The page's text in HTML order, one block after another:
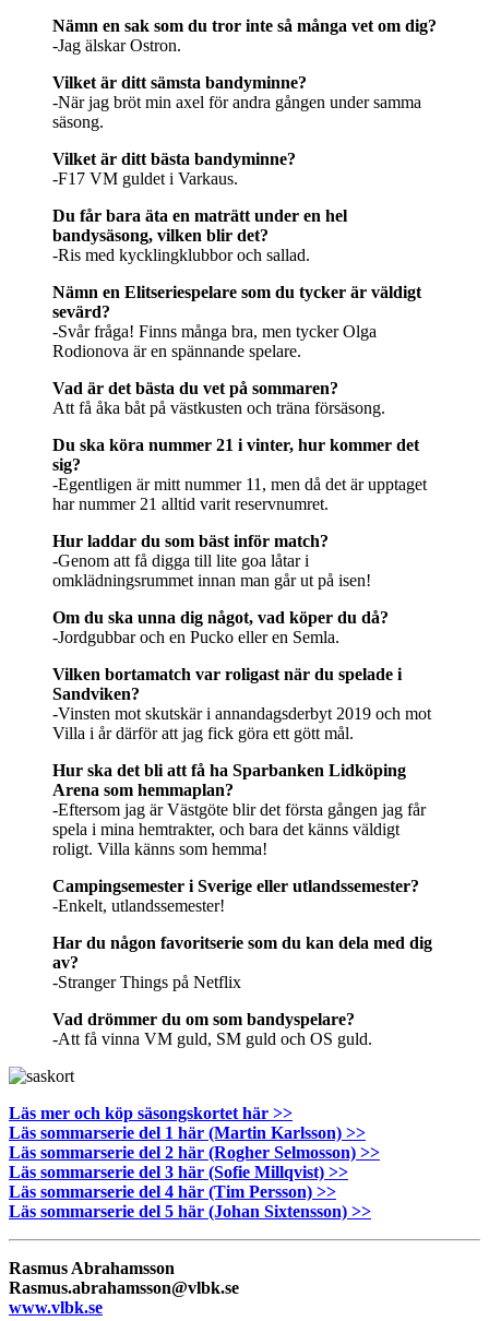
Nämn en sak som du tror inte så många vet om dig?
-Jag älskar Ostron.
Vilket är ditt sämsta bandyminne?
-När jag bröt min axel för andra gången under samma
säsong.
Vilket är ditt bästa bandyminne?
-F17 VM guldet i Varkaus.
Du får bara äta en maträtt under en hel
bandysäsong, vilken blir det?
-Ris med kycklingklubbor och sallad.
Nämn en Elitseriespelare som du tycker är väldigt
sevärd?
-Svår fråga! Finns många bra, men tycker Olga
Rodionova är en spännande spelare.
Vad är det bästa du vet på sommaren?
Att få åka båt på västkusten och träna försäsong.
Du ska köra nummer 21 i vinter, hur kommer det
sig?
-Egentligen är mitt nummer 11, men då det är upptaget
har nummer 21 alltid varit reservnumret.
Hur laddar du som bäst inför match?
-Genom att få digga till lite goa låtar i
omklädningsrummet innan man går ut på isen!
Om du ska unna dig något, vad köper du då?
-Jordgubbar och en Pucko eller en Semla.
Vilken bortamatch var roligast när du spelade i
Sandviken?
-Vinsten mot skutskär i annandagsderbyt 2019 och mot
Villa i år därför att jag fick göra ett gött mål.
Hur ska det bli att få ha Sparbanken Lidköping
Arena som hemmaplan?
-Eftersom jag är Västgöte blir det första gången jag får
spela i mina hemtrakter, och bara det känns väldigt
roligt. Villa känns som hemma!
Campingsemester i Sverige eller utlandssemester?
-Enkelt, utlandssemester!
Har du någon favoritserie som du kan dela med dig
av?
-Stranger Things på Netflix
Vad drömmer du om som bandyspelare?
-Att få vinna VM guld, SM guld och OS guld.
Läs mer och köp säsongskortet här >>
Läs sommarserie del 1 här (Martin Karlsson) >>
Läs sommarserie del 2 här (Rogher Selmosson) >>
Läs sommarserie del 3 här (Sofie Millqvist) >>
Läs sommarserie del 4 här (Tim Persson) >>
Läs sommarserie del 5 här (Johan Sixtensson) >>
Rasmus Abrahamsson
Rasmus.abrahamsson@vlbk.se
www.vlbk.se